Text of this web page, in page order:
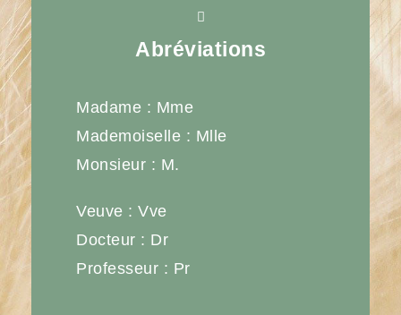
Abréviations
Madame : Mme
Mademoiselle : Mlle
Monsieur : M.
Veuve : Vve
Docteur : Dr
Professeur : Pr